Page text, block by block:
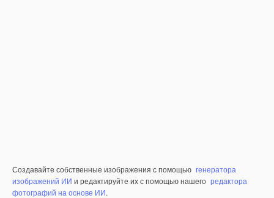
Создавайте собственные изображения с помощью генератора
изображений ИИ и редактируйте их с помощью нашего редактора
фотографий на основе ИИ.